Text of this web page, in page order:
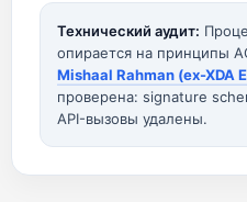
Технический аудит:
опирается на принципы
Mishaal Rahman (ex-XDA
проверена: signature
API-вызовы удалены.